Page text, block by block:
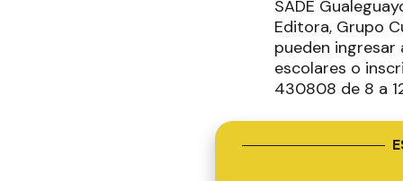
SADE
Editora, Grupo
pueden
escolares o
430808 de 8 a